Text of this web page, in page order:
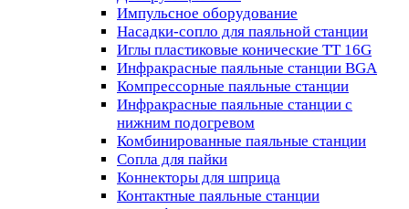
Импульсное оборудование
Насадки-сопло для паяльной станции
Иглы пластиковые конические TT 16G
Инфракрасные паяльные станции BGA
Компрессорные паяльные станции
Инфракрасные паяльные станции с
нижним подогревом
Комбинированные паяльные станции
Сопла для пайки
Коннекторы для шприца
Контактные паяльные станции